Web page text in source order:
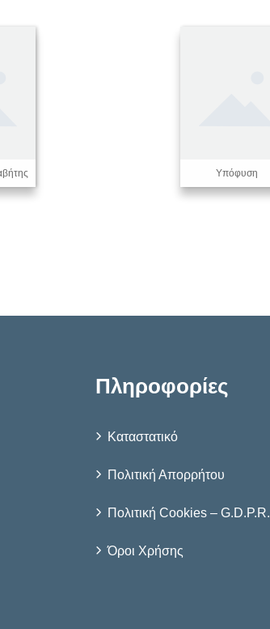
Υπόφυση
Πληροφορίες
Καταστατικό
Πολιτική Απορρήτου
Πολιτική Cookies – G.D.P.R.
Όροι Χρήσης